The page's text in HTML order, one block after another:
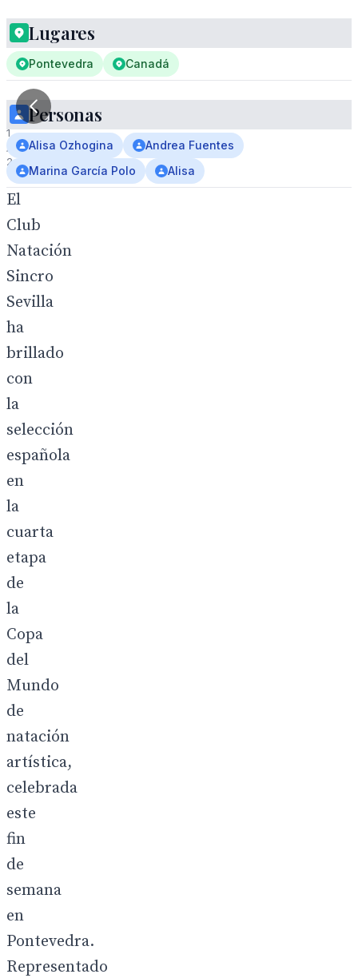
1
/
2
El
Club
Natación
Sincro
Sevilla
ha
brillado
con
la
selección
española
en
la
cuarta
etapa
de
la
Copa
del
Mundo
de
natación
artística,
celebrada
este
fin
de
semana
en
Pontevedra.
Representado
Lugares
Pontevedra Canadá
Personas
Alisa Ozhogina
Andrea Fuentes
Marina García Polo
Alisa